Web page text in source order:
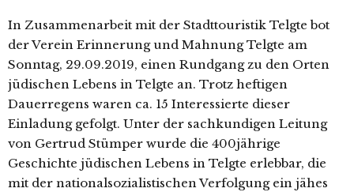
In Zusammenarbeit mit der Stadttouristik Telgte bot
der Verein Erinnerung und Mahnung Telgte am
Sonntag, 29.09.2019, einen Rundgang zu den Orten
jüdi­schen Lebens in Telgte an. Trotz hef­ti­gen
Dauerregens waren ca. 15 Interessierte die­ser
Einladung gefolgt. Unter der sach­kun­di­gen Leitung
von Gertrud Stümper wur­de die 400jährige
Geschichte jüdi­schen Lebens in Telgte erleb­bar, die
mit der natio­nal­so­zia­lis­ti­schen Verfolgung ein jähes